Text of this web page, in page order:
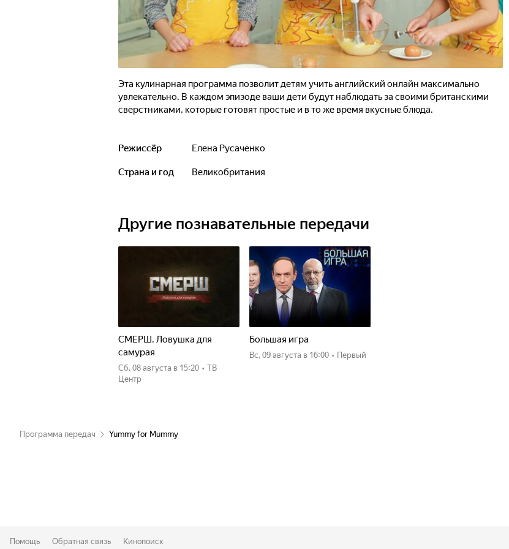
Эта кулинарная программа позволит детям учить английский онлайн максимально
увлекательно. В каждом эпизоде ваши дети будут наблюдать за своими британскими
сверстниками, которые готовят простые и в то же время вкусные блюда.
Режиссёр Елена Русаченко
Страна и год Великобритания
Другие познавательные передачи
СМЕРШ. Ловушка для
самурая
сб, 08 августа в 15:20 • ТВ
Центр
Большая игра
вс, 09 августа в 16:00 • Первый
Программа передач Yummy for Mummy
Помощь Обратная связь Кинопоиск